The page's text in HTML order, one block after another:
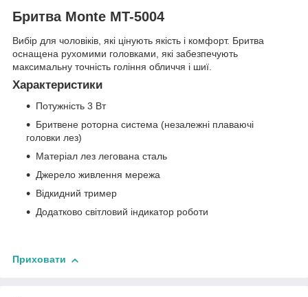
Бритва Monte MT-5004
Вибір для чоловіків, які цінують якість і комфорт. Бритва
оснащена рухомими головками, які забезпечують
максимальну точність гоління обличчя і шиї.
Характеристики
Потужність 3 Вт
Бритвене роторна система (незалежні плаваючі
головки лез)
Матеріал лез легована сталь
Джерело живлення мережа
Відкидний тример
Додатково світловий індикатор роботи
Приховати